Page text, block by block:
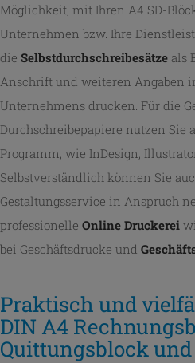
Möglichkeit, mit Ihren A4 SD-
Unternehmen bzw. Ihre
die Selbstdurchschreibesätze als
Anschrift und weiteren Angaben
Unternehmens drucken. Für die
Durchschreibepapiere nutzen Sie
Programm, wie InDesign,
Selbstverständlich können Sie
Gestaltungsservice in Anspruch
professionelle Online Druckerei
bei Geschäftsdrucke und
Praktisch und
DIN A4
Quittungsblock